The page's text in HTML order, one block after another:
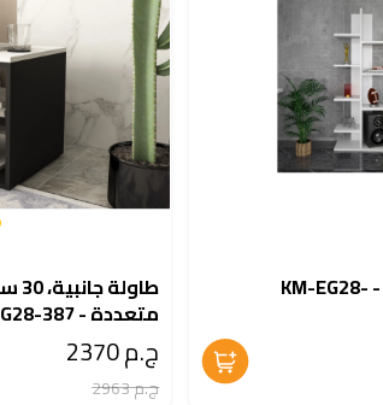
رف، ابيض، 22 سم - KM-EG28-
متعددة - KM-EG28-387
ج.م 2370
ج.م 2963